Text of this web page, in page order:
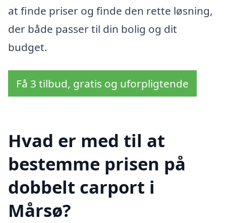
at finde priser og finde den rette løsning,
der både passer til din bolig og dit
budget.
Få 3 tilbud, gratis og uforpligtende
Hvad er med til at
bestemme prisen på
dobbelt carport i
Mårsø?